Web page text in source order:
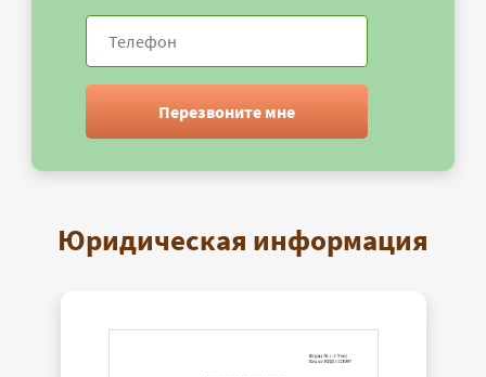
Перезвоните мне
Юридическая информация